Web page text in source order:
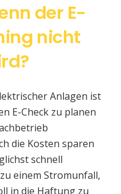
der E-
nicht
Anlagen ist
E-Check zu planen
die Kosten sparen
schnell
einem Stromunfall,
in die Haftung zu